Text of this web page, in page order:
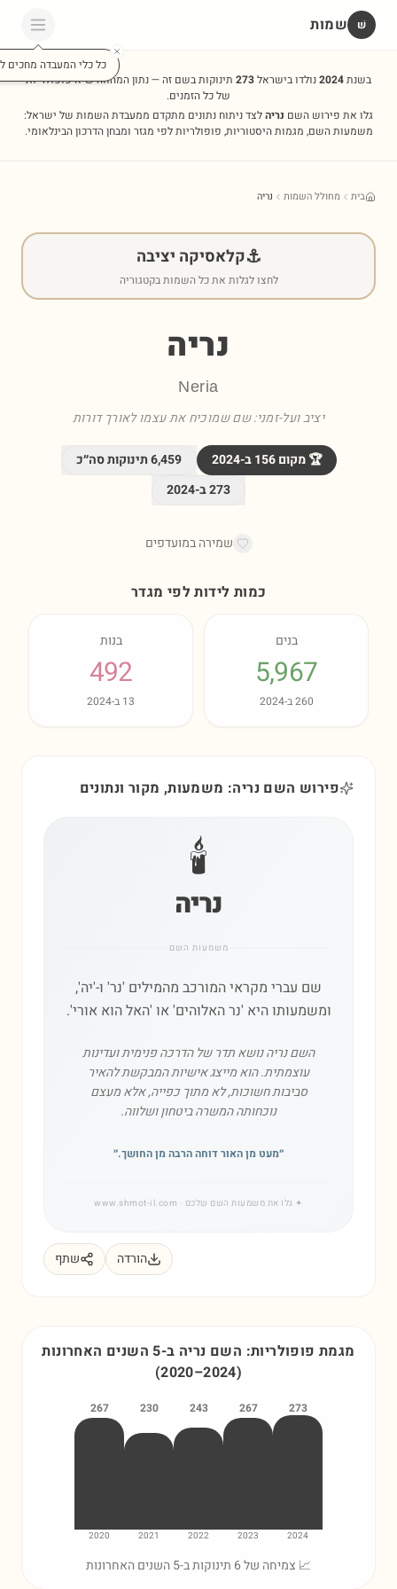
שׁ שמות
כל כלי המעבדה מחכים
בשנת2024נולדו בישראל273 תינוקות בשם זה — נתון המהווה שיא פופולריות
של כל הזמנים.
גלו את פירוש השם נריהלצד ניתוח נתונים מתקדם ממעבדת השמות של ישראל:
משמעות השם, מגמות היסטוריות, פופולריות לפי מגזר ומבחן הדרכון הבינלאומי.
בית מחולל השמות נריה
⚓קלאסיקה יציבה
לחצו לגלות את כל השמות בקטגוריה
נריה
Neria
יציב ועל-זמני: שם שמוכיח את עצמו לאורך דורות
🏆 מקום156ב-2024
6,459תינוקות סה״כ
273ב-2024
שמירה במועדפים
כמות לידות לפי מגדר
בנים
5,967
260ב-2024
בנות
492
13 ב-2024
פירוש השם נריה: משמעות, מקור ונתונים
🕯️
נריה
משמעות השם
שם עברי מקראי המורכב מהמילים 'נר' ו-'יה',
ומשמעותו היא 'נר האלוהים' או 'האל הוא אורי'.
השם נריה נושא תדר של הדרכה פנימית ועדינות
עוצמתית. הוא מייצג אישיות המבקשת להאיר
סביבות חשוכות, לא מתוך כפייה, אלא מעצם
נוכחותה המשרה ביטחון ושלווה.
״מעט מן האור דוחה הרבה מן החושך.״
✦ גלו את משמעות השם שלכם · www.shmot-il.com
הורדה שתף
מגמת פופולריות: השם נריה ב-5 השנים האחרונות
(2020–2024)
273
2024
267
2023
243
2022
230
2021
267
2020
📈 צמיחה של 6 תינוקות ב-5 השנים האחרונות